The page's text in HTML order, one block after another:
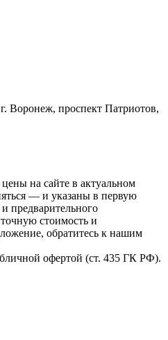
проспект Патриотов,
на сайте в актуальном
— и указаны в первую
предварительного
стоимость и
обратитесь к нашим
офертой (ст. 435 ГК РФ).